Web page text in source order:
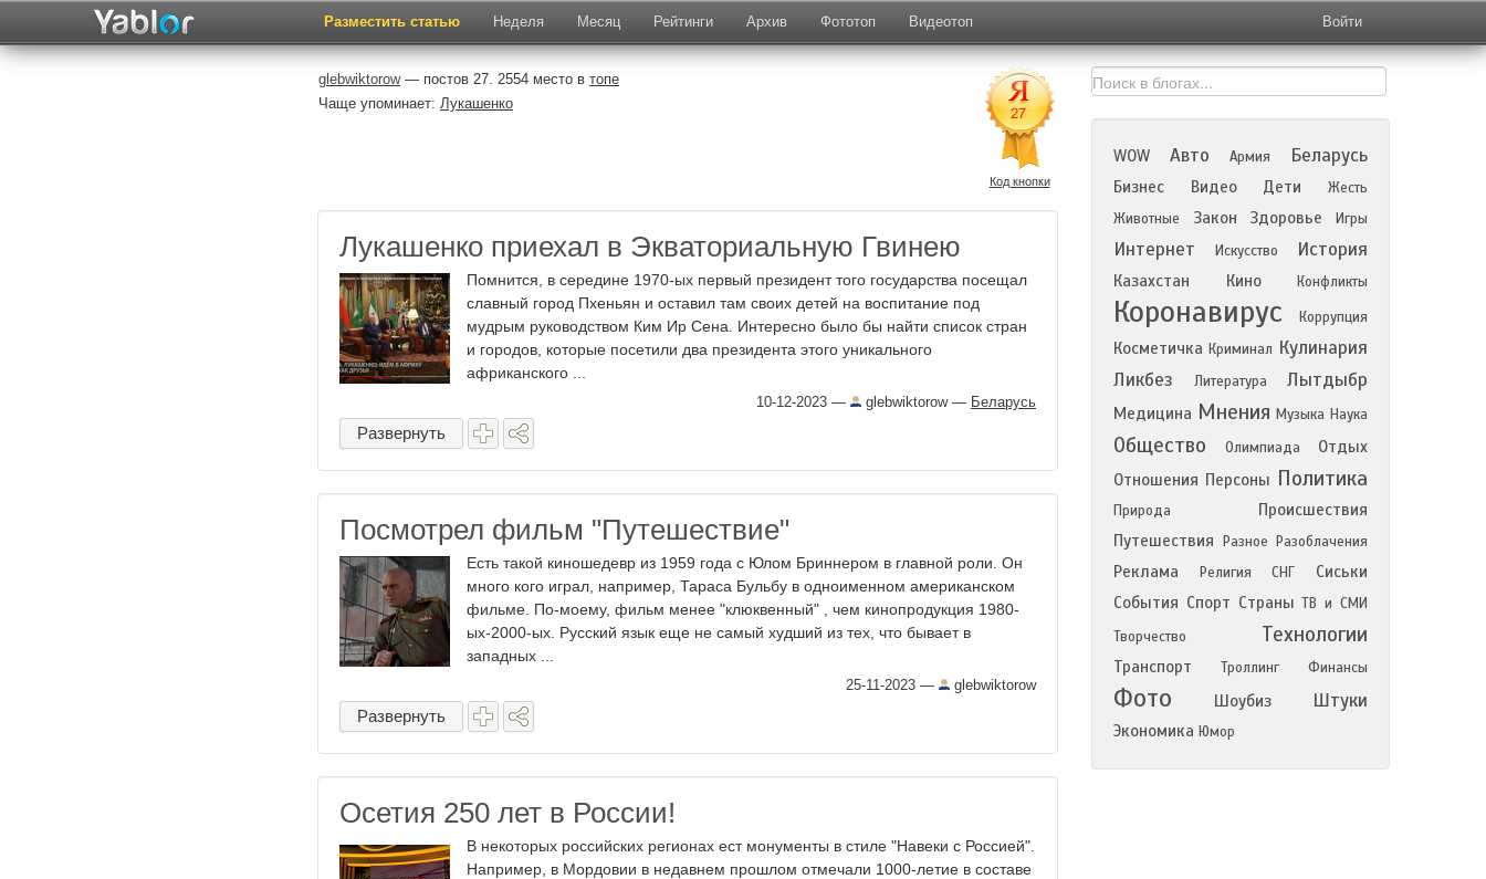
Разместить статью Неделя Месяц Рейтинги Архив Фототоп Видеотоп Войти
glebwiktorow— постов 27. 2554 место в топе
Чаще упоминает: Лукашенко
Код кнопки
Лукашенко приехал в Экваториальную Гвинею
Помнится, в середине 1970-ых первый президент того государства посещал
славный город Пхеньян и оставил там своих детей на воспитание под
мудрым руководством Ким Ир Сена. Интересно было бы найти список стран
и городов, которые посетили два президента этого уникального
африканского ...
10-12-2023 — glebwiktorow— Беларусь
Развернуть
Посмотрел фильм "Путешествие"
Есть такой киношедевр из 1959 года с Юлом Бриннером в главной роли. Он
много кого играл, например, Тараса Бульбу в одноименном американском
фильме. По-моему, фильм менее "клюквенный" , чем кинопродукция 1980-
ых-2000-ых. Русский язык еще не самый худший из тех, что бывает в
западных ...
25-11-2023 — glebwiktorow
Развернуть
Осетия 250 лет в России!
В некоторых российских регионах ест монументы в стиле "Навеки с Россией".
Например, в Мордовии в недавнем прошлом отмечали 1000-летие в составе
WOW Авто Армия Беларусь
Бизнес Видео Дети
Жесть
Животные
Закон Здоровье Игры
Интернет Искусство История
Казахстан Кино Конфликты
Коронавирус Коррупция
Косметичка Криминал Кулинария
Ликбез
Литература Лытдыбр
Медицина Мнения Музыка Наука
Общество Олимпиада
Отдых
Отношения Персоны Политика
Природа
Происшествия
Путешествия
Разное Разоблачения
Реклама Религия СНГ
Сиськи
События Спорт Страны ТВ и СМИ
Творчество
Технологии
Транспорт Троллинг Финансы
Фото Шоубиз Штуки
Экономика Юмор